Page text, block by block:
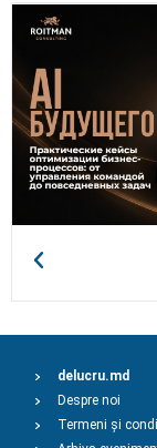
delucru.md
Despre noi
Termeni și